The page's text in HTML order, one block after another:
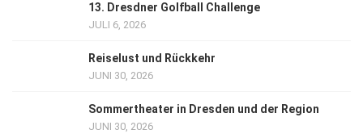
13. Dresdner Golfball Challenge
JULI 6, 2026
Reiselust und Rückkehr
JUNI 30, 2026
Sommertheater in Dresden und der Region
JUNI 30, 2026